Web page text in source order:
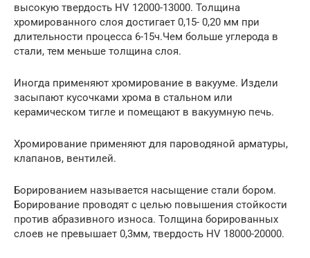
высокую твердость HV 12000-13000. Толщина
хромированного слоя достигает 0,15- 0,20 мм при
длительности процесса 6-15ч.Чем больше углерода в
стали, тем меньше толщина слоя.
Иногда применяют хромирование в вакууме. Издели
засыпают кусочками хрома в стальном или
керамическом тигле и помещают в вакуумную печь.
Хромирование применяют для пароводяной арматуры,
клапанов, вентилей.
Борированием называется насыщение стали бором.
Борирование проводят с целью повышения стойкости
против абразивного износа. Толщина борированных
слоев не превышает 0,3мм, твердость HV 18000-20000.